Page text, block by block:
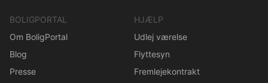
BOLIGPORTAL
Om BoligPortal
Blog
Presse
HJÆLP
Udlej værelse
Flyttesyn
Fremlejekontrakt